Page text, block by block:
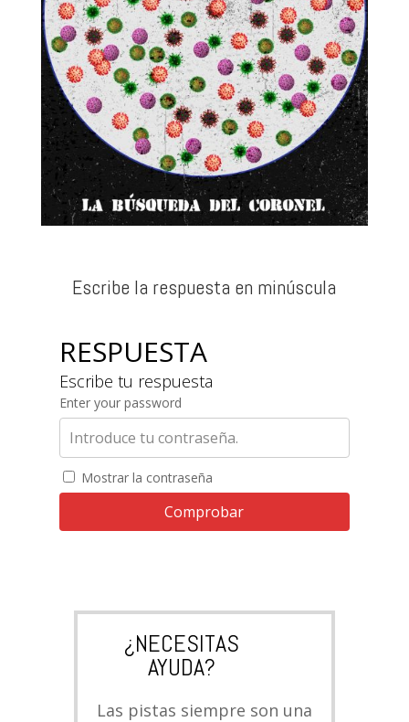
Escribe la respuesta en minúscula
RESPUESTA
Escribe tu respuesta
Enter your password
Mostrar la contraseña
Comprobar
¿NECESITAS
AYUDA?
Las pistas siempre son una